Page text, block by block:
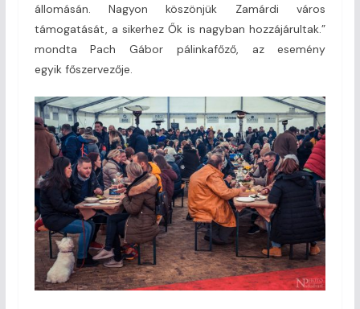
állomásán. Nagyon köszönjük Zamárdi város
támogatását, a sikerhez Ők is nagyban hozzájárultak.”
mondta Pach Gábor pálinkafőző, az esemény
egyik főszervezője.